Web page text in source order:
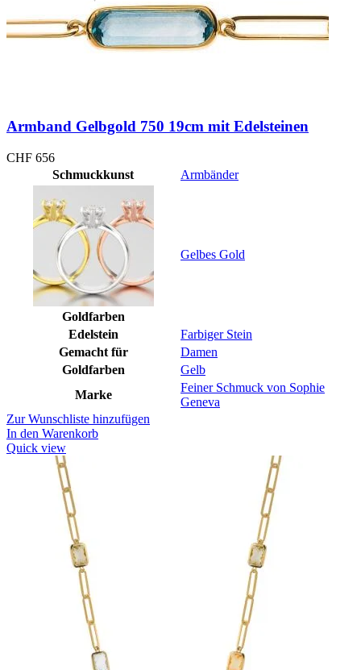
Armband Gelbgold 750 19cm mit Edelsteinen
CHF 656
Schmuckkunst
Armbänder
Goldfarben
Gelbes Gold
Edelstein
Farbiger Stein
Gemacht für
Damen
Goldfarben
Gelb
Marke
Feiner Schmuck von Sophie
Geneva
Zur Wunschliste hinzufügen
In den Warenkorb
Quick view